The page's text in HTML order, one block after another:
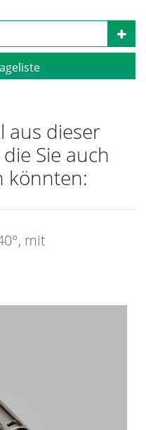
aus dieser
Sie auch
könnten:
mit